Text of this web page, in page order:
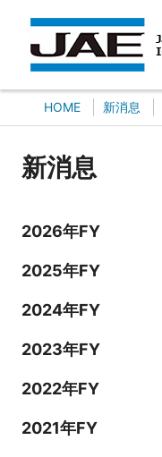
HOME 新消息
新消息
2026年FY
2025年FY
2024年FY
2023年FY
2022年FY
2021年FY